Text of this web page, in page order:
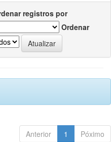
registros por
Ordenar
Anterior 1 Póximo